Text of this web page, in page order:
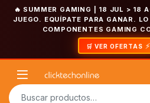
🔥 SUMMER GAMING | 18 JUL > 18
JUEGO. EQUÍPATE PARA GANAR.
COMPONENTES GAMING
🛒 VER OFERTAS
Open
Buscar por: